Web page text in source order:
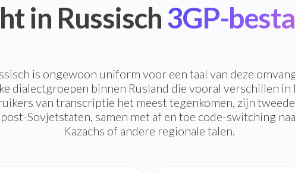
in Russisch3GP-
is ongewoon uniform voor een taal van deze
dialectgroepen binnen Rusland die vooral verschillen
van transcriptie het meest tegenkomen, zijn
Sovjetstaten, samen met af en toe code-switching
Kazachs of andere regionale talen.